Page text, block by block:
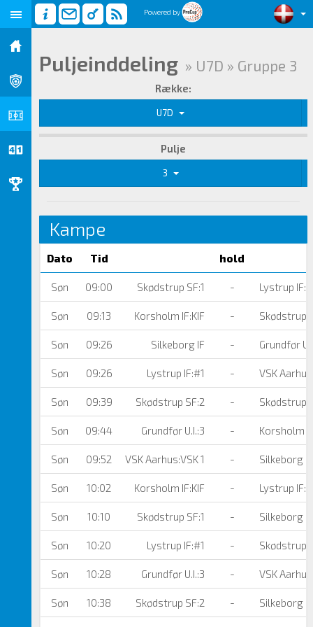
Powered by
Puljeinddeling » U7D » Gruppe 3
Række:
U7D
Pulje
3
Kampe
Dato Tid hold
Søn 09:00 Skødstrup SF:1 - Lystrup
Søn 09:13 Korsholm IF:KIF - Skødstrup
Søn 09:26 Silkeborg IF - Grundfør
Søn 09:26 Lystrup IF:#1 - VSK
Søn 09:39 Skødstrup SF:2 - Skødstrup
Søn 09:44 Grundfør U.I.:3 - Korsholm
Søn 09:52 VSK Aarhus:VSK 1 - Silkeborg IF
Søn 10:02 Korsholm IF:KIF - Lystrup
Søn 10:10 Skødstrup SF:1 - Silkeborg IF
Søn 10:20 Lystrup IF:#1 - Skødstrup
Søn 10:28 Grundfør U.I.:3 - VSK
Søn 10:38 Skødstrup SF:2 - Silkeborg IF